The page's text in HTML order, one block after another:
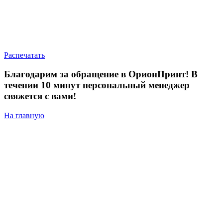
Распечатать
Благодарим за обращение в ОрионПринт! В
течении 10 минут персональный менеджер
свяжется с вами!
На главную